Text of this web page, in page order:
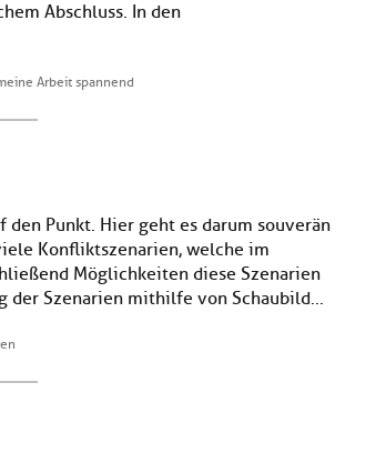
Abschluss. In den
Arbeit spannend
Punkt. Hier geht es darum souverän
Konfliktszenarien, welche im
Möglichkeiten diese Szenarien
der Szenarien mithilfe von Schaubild...